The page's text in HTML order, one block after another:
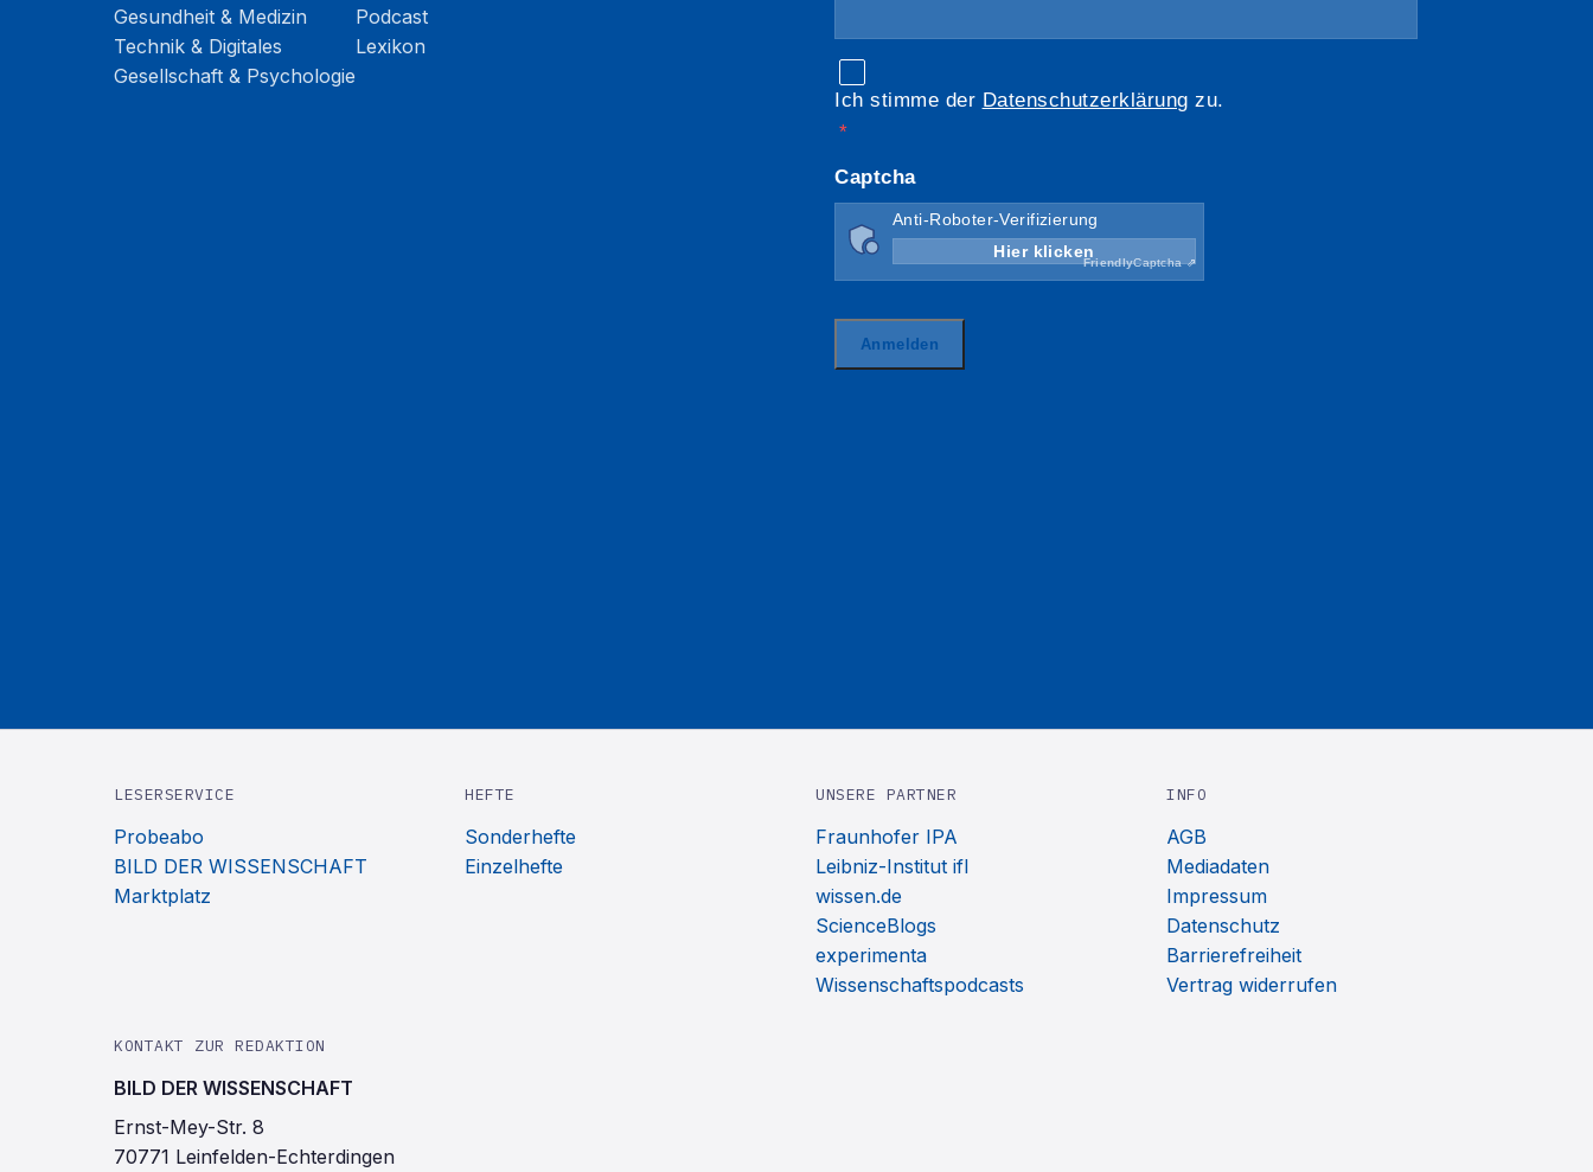
Gesundheit & Medizin
Technik & Digitales
Gesellschaft & Psychologie
Podcast
Lexikon
LESERSERVICE
Probeabo
BILD DER WISSENSCHAFT
Marktplatz
HEFTE
Sonderhefte
Einzelhefte
UNSERE PARTNER
Fraunhofer IPA
Leibniz-Institut ifl
wissen.de
ScienceBlogs
experimenta
Wissenschaftspodcasts
INFO
AGB
Mediadaten
Impressum
Datenschutz
Barrierefreiheit
Vertrag widerrufen
KONTAKT ZUR REDAKTION
BILD DER WISSENSCHAFT
Ernst-Mey-Str. 8
70771 Leinfelden-Echterdingen